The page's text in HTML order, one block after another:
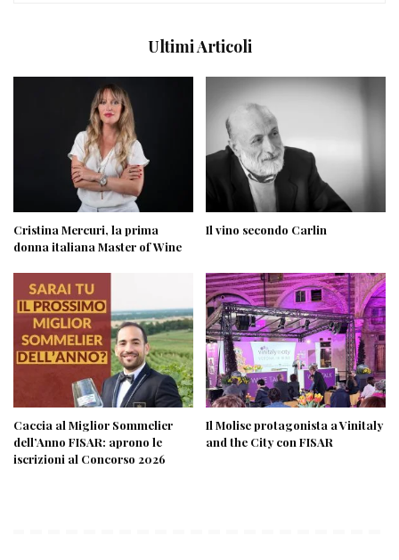
Ultimi Articoli
Cristina Mercuri, la prima
donna italiana Master of Wine
Il vino secondo Carlin
Caccia al Miglior Sommelier
dell’Anno FISAR: aprono le
iscrizioni al Concorso 2026
Il Molise protagonista a Vinitaly
and the City con FISAR